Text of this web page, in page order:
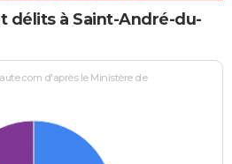
délits à Saint-André-du-
d'après le Ministère de